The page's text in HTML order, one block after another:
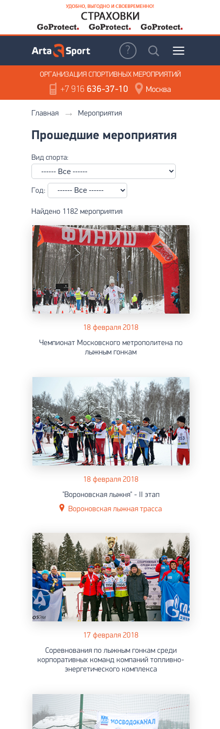
ОРГАНИЗАЦИЯ СПОРТИВНЫХ МЕРОПРИЯТИЙ
+7 916636-37-10 Москва
Главная Мероприятия
Прошедшие мероприятия
Вид спорта:
Год:
Найдено 1182 мероприятия
18 февраля 2018
Чемпионат Московского метрополитена по
лыжным гонкам
18 февраля 2018
"Вороновская лыжня" - II этап
Вороновская лыжная трасса
17 февраля 2018
Соревнования по лыжным гонкам среди
корпоративных команд компаний топливно-
энергетического комплекса